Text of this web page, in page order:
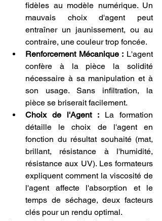
fidèles au modèle numérique. Un
mauvais choix d'agent peut
entraîner un jaunissement, ou au
contraire, une couleur trop foncée.
Renforcement Mécanique : L'agent
confère à la pièce la solidité
nécessaire à sa manipulation et à
son usage. Sans infiltration, la
pièce se briserait facilement.
Choix de l'Agent : La formation
détaille le choix de l'agent en
fonction du résultat souhaité (mat,
brillant, résistance à l'humidité,
résistance aux UV). Les formateurs
expliquent comment la viscosité de
l'agent affecte l'absorption et le
temps de séchage, deux facteurs
clés pour un rendu optimal.